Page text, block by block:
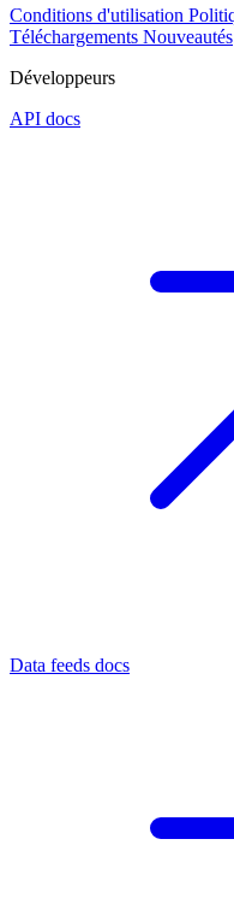
Conditions d'utilisation
Téléchargements Nouveautés
Développeurs
API docs
Data feeds docs